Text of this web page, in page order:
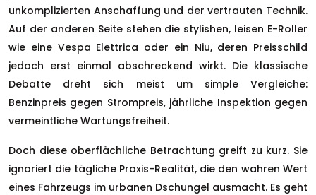
unkomplizierten Anschaffung und der vertrauten Technik.
Auf der anderen Seite stehen die stylishen, leisen E-Roller
wie eine Vespa Elettrica oder ein Niu, deren Preisschild
jedoch erst einmal abschreckend wirkt. Die klassische
Debatte dreht sich meist um simple Vergleiche:
Benzinpreis gegen Strompreis, jährliche Inspektion gegen
vermeintliche Wartungsfreiheit.
Doch diese oberflächliche Betrachtung greift zu kurz. Sie
ignoriert die tägliche Praxis-Realität, die den wahren Wert
eines Fahrzeugs im urbanen Dschungel ausmacht. Es geht